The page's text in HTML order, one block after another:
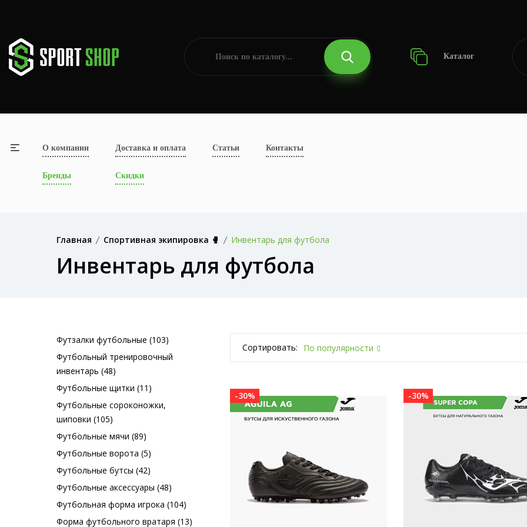
Каталог
О компании Доставка и оплата Статьи Контакты
Бренды Скидки
Главная Спортивная экипировка 🥊 Инвентарь для футбола
Инвентарь для футбола
Футзалки футбольные (103)
Футбольный тренировочный
инвентарь (48)
Футбольные щитки (11)
Футбольные сороконожки,
шиповки (105)
Футбольные мячи (89)
Футбольные ворота (5)
Футбольные бутсы (42)
Футбольные аксессуары (48)
Футбольная форма игрока (104)
Форма футбольного вратаря (13)
Сортировать: По популярности
-30% -30%